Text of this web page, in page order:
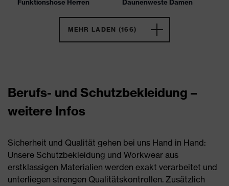
Funktionshose Herren
Daunenweste Damen
MEHR LADEN (166)
Berufs- und Schutzbekleidung –
weitere Infos
Sicherheit und Qualität gehen bei uns Hand in Hand:
Unsere Schutzbekleidung und Workwear aus
erstklassigen Materialien werden exakt verarbeitet und
unterliegen strengen Qualitätskontrollen. Zusätzlich